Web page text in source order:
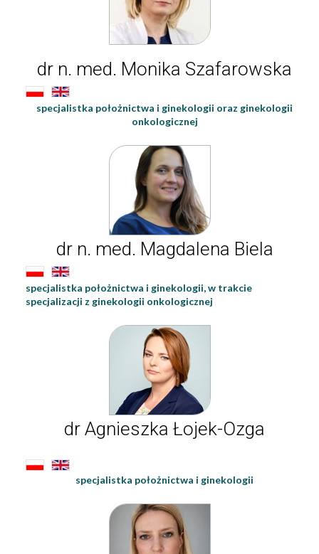
dr n. med. Monika Szafarowska
specjalistka położnictwa i ginekologii oraz ginekologii
onkologicznej
dr n. med. Magdalena Biela
specjalistka położnictwa i ginekologii, w trakcie
specjalizacji z ginekologii onkologicznej
dr Agnieszka Łojek-Ozga
specjalistka położnictwa i ginekologii